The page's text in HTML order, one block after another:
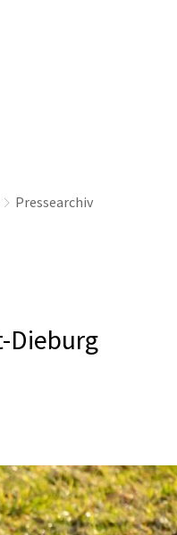
Pressearchiv
Dieburg